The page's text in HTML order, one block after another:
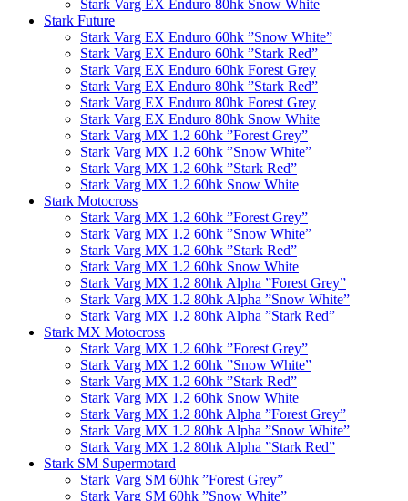
Stark Varg EX Enduro 80hk Snow White
Stark Future
Stark Varg EX Enduro 60hk ”Snow White”
Stark Varg EX Enduro 60hk ”Stark Red”
Stark Varg EX Enduro 60hk Forest Grey
Stark Varg EX Enduro 80hk ”Stark Red”
Stark Varg EX Enduro 80hk Forest Grey
Stark Varg EX Enduro 80hk Snow White
Stark Varg MX 1.2 60hk ”Forest Grey”
Stark Varg MX 1.2 60hk ”Snow White”
Stark Varg MX 1.2 60hk ”Stark Red”
Stark Varg MX 1.2 60hk Snow White
Stark Motocross
Stark Varg MX 1.2 60hk ”Forest Grey”
Stark Varg MX 1.2 60hk ”Snow White”
Stark Varg MX 1.2 60hk ”Stark Red”
Stark Varg MX 1.2 60hk Snow White
Stark Varg MX 1.2 80hk Alpha ”Forest Grey”
Stark Varg MX 1.2 80hk Alpha ”Snow White”
Stark Varg MX 1.2 80hk Alpha ”Stark Red”
Stark MX Motocross
Stark Varg MX 1.2 60hk ”Forest Grey”
Stark Varg MX 1.2 60hk ”Snow White”
Stark Varg MX 1.2 60hk ”Stark Red”
Stark Varg MX 1.2 60hk Snow White
Stark Varg MX 1.2 80hk Alpha ”Forest Grey”
Stark Varg MX 1.2 80hk Alpha ”Snow White”
Stark Varg MX 1.2 80hk Alpha ”Stark Red”
Stark SM Supermotard
Stark Varg SM 60hk ”Forest Grey”
Stark Varg SM 60hk ”Snow White”